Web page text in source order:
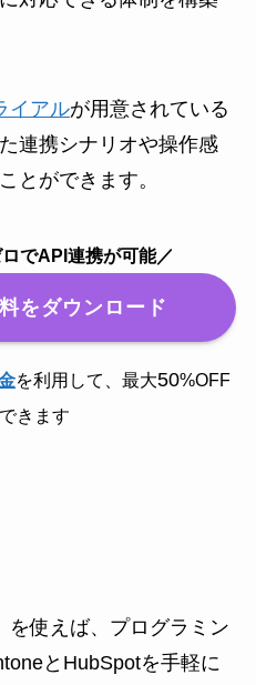
イアルが用意されている
連携シナリオや操作感
とができます。
でAPI連携が可能／
をダウンロード
を利用して、最大50%OFF
きます
を使えば、プログラミン
とHubSpotを手軽に